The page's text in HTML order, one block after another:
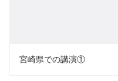
宮崎県での講演①